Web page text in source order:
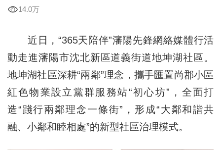
14.0万
近日，“365天陪伴”瀋陽先鋒網絡媒體行活
動走進瀋陽市沈北新區道義街道地坤湖社區。
地坤湖社區深耕“兩鄰”理念，攜手匯置尚郡小區
紅色物業設立黨群服務站“初心坊”，全面打
造“踐行兩鄰理念一條街”，形成“大鄰和諧共
融、小鄰和睦相處”的新型社區治理模式。